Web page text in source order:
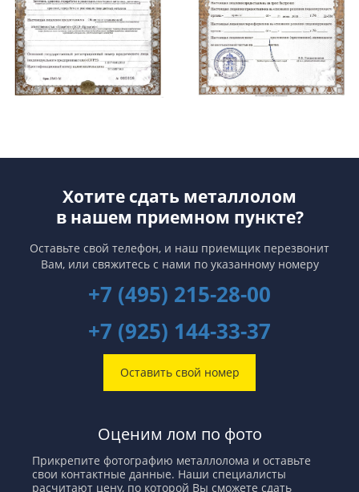
Хотите сдать металлолом
в нашем приемном пункте?
Оставьте свой телефон, и наш приемщик перезвонит
Вам, или свяжитесь с нами по указанному номеру
+7 (495) 215-28-00
+7 (925) 144-33-37
Оставить свой номер
Оценим лом по фото
Прикрепите фотографию металлолома и оставьте
свои контактные данные. Наши специалисты
расчитают цену, по которой Вы сможете сдать